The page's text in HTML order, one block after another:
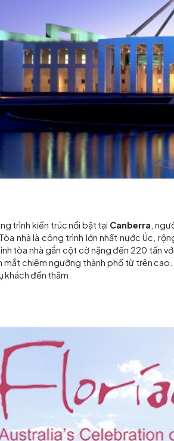
Canberra
Gallery, National
trung những bộ sưu tập tranh cổ
Cũng nhờ lưu giữ được
du khách đến tham quan, chiêm